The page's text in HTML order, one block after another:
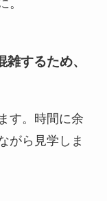
。
するため、
す。時間に余
がら見学しま